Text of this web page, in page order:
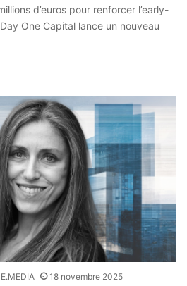
d’euros pour renforcer l’early-
One Capital lance un nouveau
18 novembre 2025